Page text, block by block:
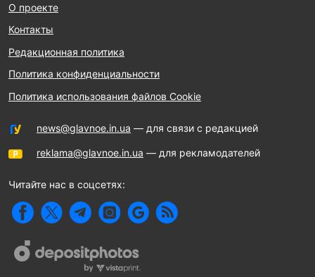
О проекте
Контакты
Редакционная политика
Политика конфиденциальности
Политика использования файлов Cookie
news@glavnoe.in.ua — для связи с редакцией
reklama@glavnoe.in.ua — для рекламодателей
Читайте нас в соцсетях: